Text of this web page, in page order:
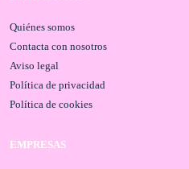
Quiénes somos
Contacta con nosotros
Aviso legal
Política de privacidad
Política de cookies
EMPRESAS